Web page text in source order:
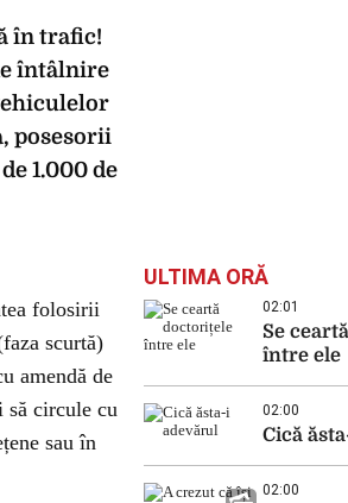
în trafic!
întâlnire
posesorii
1.000 de
folosirii
scurtă)
amendă de
circule cu
sau în
ULTIMA ORĂ
02:01
Se
între ele
02:00
Cică
02:00